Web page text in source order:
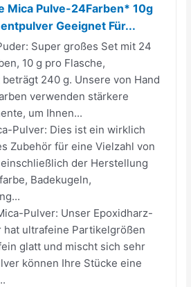
Mica Pulve-24Farben* 10g
Geeignet Für...
Super großes Set mit 24
10 g pro Flasche,
240 g. Unsere von Hand
verwenden stärkere
um Ihnen...
Pulver: Dies ist ein wirklich
Zubehör für eine Vielzahl von
der Herstellung
Badekugeln,
Pulver: Unser Epoxidharz-
hat ultrafeine Partikelgrößen
glatt und mischt sich sehr
können Ihre Stücke eine